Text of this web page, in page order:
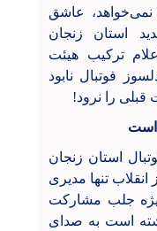
نمی‌خواهد، عاشق
استان زنجان
ترکیب هیئت
فوتبال نابود
را نرود!
است
استان زنجان
انقلاب تنها مدیری
جلب مشارکت
است به صدای